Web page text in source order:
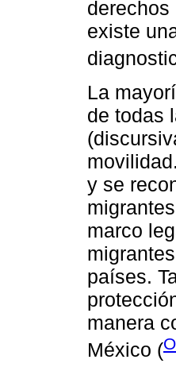
existe
La
de todas
y se
marco
países.
manera
México (